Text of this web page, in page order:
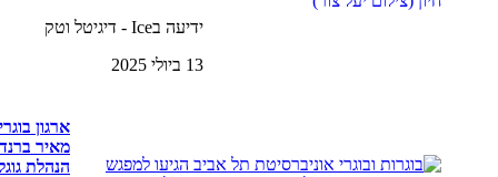
ידיעה בIce - דיגיטל וטק
13 ביולי 2025
ארגון
מאיר
הנהלת